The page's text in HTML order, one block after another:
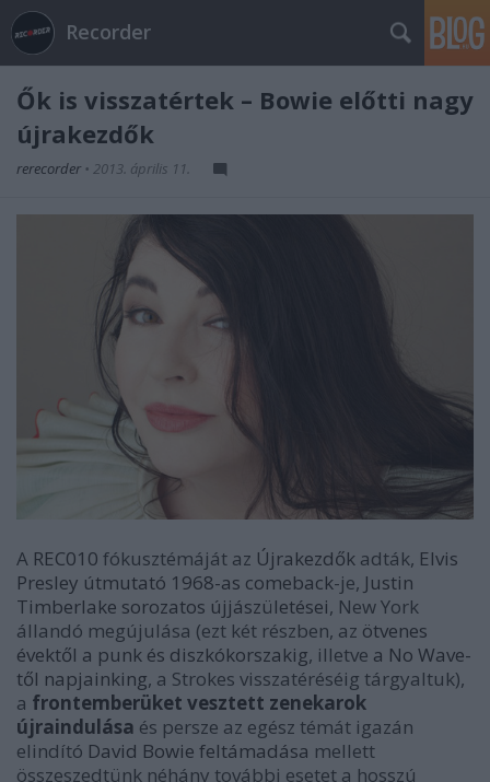
Recorder
Ők is visszatértek – Bowie előtti nagy
újrakezdők
rerecorder • 2013. április 11.
A REC010 fókusztémáját az Újrakezdők adták, Elvis
Presley útmutató 1968-as comeback-je, Justin
Timberlake sorozatos újjászületései, New York
állandó megújulása (ezt két részben, az ötvenes
évektől a punk és diszkókorszakig, illetve a No Wave-
től napjainking, a Strokes visszatéréséig tárgyaltuk),
a frontemberüket vesztett zenekarok
újraindulása és persze az egész témát igazán
elindító David Bowie feltámadása mellett
összeszedtünk néhány további esetet a hosszú